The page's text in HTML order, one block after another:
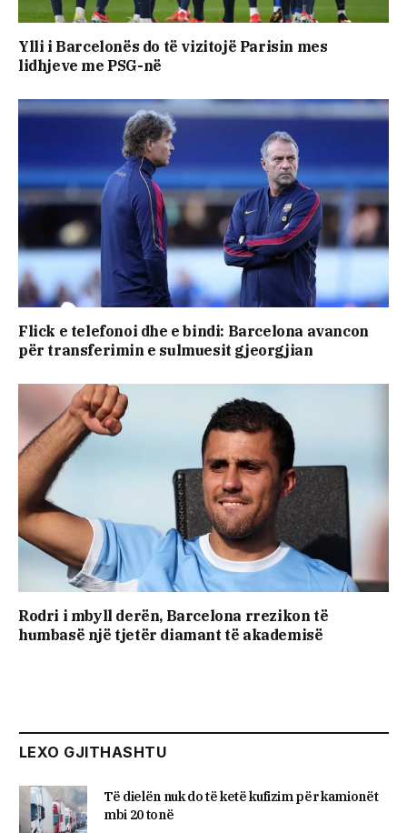
Ylli i Barcelonës do të vizitojë Parisin mes
lidhjeve me PSG-në
Flick e telefonoi dhe e bindi: Barcelona avancon
për transferimin e sulmuesit gjeorgjian
Rodri i mbyll derën, Barcelona rrezikon të
humbasë një tjetër diamant të akademisë
LEXO GJITHASHTU
Të dielën nuk do të ketë kufizim për kamionët
mbi 20 tonë